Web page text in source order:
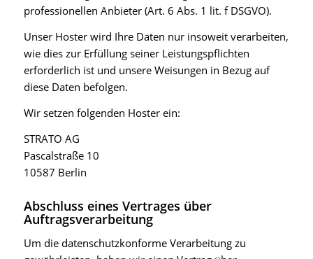
professionellen Anbieter (Art. 6 Abs. 1 lit. f DSGVO).
Unser Hoster wird Ihre Daten nur insoweit verarbeiten,
wie dies zur Erfüllung seiner Leistungspflichten
erforderlich ist und unsere Weisungen in Bezug auf
diese Daten befolgen.
Wir setzen folgenden Hoster ein:
STRATO AG
Pascalstraße 10
10587 Berlin
Abschluss eines Vertrages über
Auftragsverarbeitung
Um die datenschutzkonforme Verarbeitung zu